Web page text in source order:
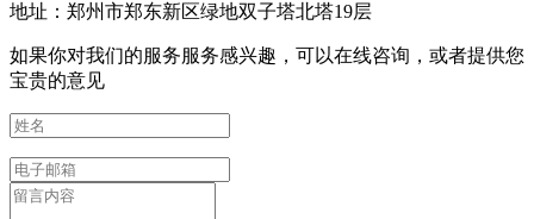
地址：郑州市郑东新区绿地双子塔北塔19层
如果你对我们的服务服务感兴趣，可以在线咨询，或者提供您
宝贵的意见